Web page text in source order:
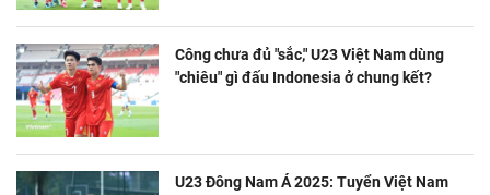
Công chưa đủ "sắc," U23 Việt Nam dùng
"chiêu" gì đấu Indonesia ở chung kết?
U23 Đông Nam Á 2025: Tuyển Việt Nam